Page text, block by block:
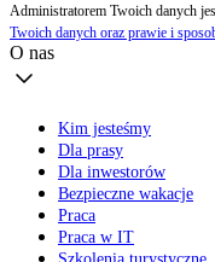
Administratorem Twoich danych
Twoich danych oraz prawie i
O nas
Kim jesteśmy
Dla prasy
Dla inwestorów
Bezpieczne wakacje
Praca
Praca w IT